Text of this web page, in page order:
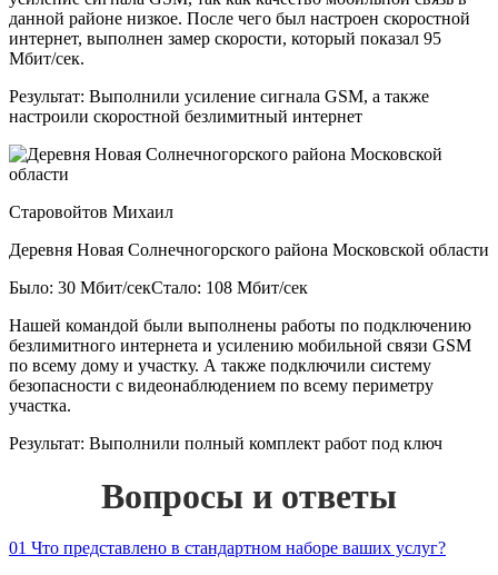
данной районе низкое. После чего был настроен скоростной
интернет, выполнен замер скорости, который показал 95
Мбит/сек.
Результат: Выполнили усиление сигнала GSM, а также
настроили скоростной безлимитный интернет
Старовойтов Михаил
Деревня Новая Солнечногорского района Московской области
Было: 30 Мбит/секСтало: 108 Мбит/сек
Нашей командой были выполнены работы по подключению
безлимитного интернета и усилению мобильной связи GSM
по всему дому и участку. А также подключили систему
безопасности с видеонаблюдением по всему периметру
участка.
Результат: Выполнили полный комплект работ под ключ
Вопросы и ответы
01 Что представлено в стандартном наборе ваших услуг?